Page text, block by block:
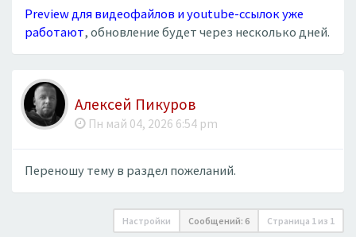
Preview для видеофайлов и youtube-ссылок уже
работают, обновление будет через несколько дней.
Алексей Пикуров
Пн май 04, 2026 6:54 pm
Переношу тему в раздел пожеланий.
Настройки Сообщений: 6 Страница 1 из 1